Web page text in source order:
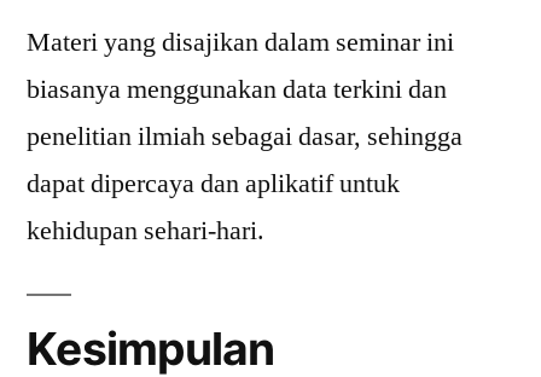
Materi yang disajikan dalam seminar ini
biasanya menggunakan data terkini dan
penelitian ilmiah sebagai dasar, sehingga
dapat dipercaya dan aplikatif untuk
kehidupan sehari-hari.
Kesimpulan